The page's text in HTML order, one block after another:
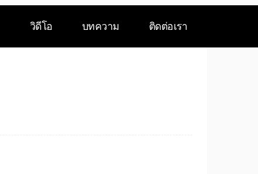
วิดีโอ บทความ ติดต่อเรา